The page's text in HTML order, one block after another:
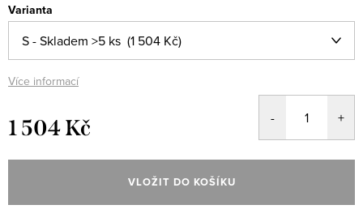
Varianta
Více informací
1 504 Kč
cena:
VLOŽIT DO KOŠÍKU